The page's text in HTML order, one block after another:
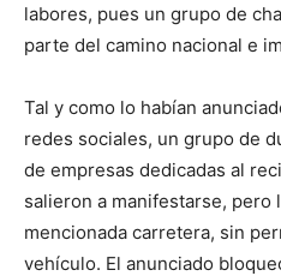
labores, pues un grupo de
parte del camino nacional e
Tal y como lo habían
redes sociales, un grupo de
de empresas dedicadas al
salieron a manifestarse, pero
mencionada carretera, sin
vehículo. El anunciado